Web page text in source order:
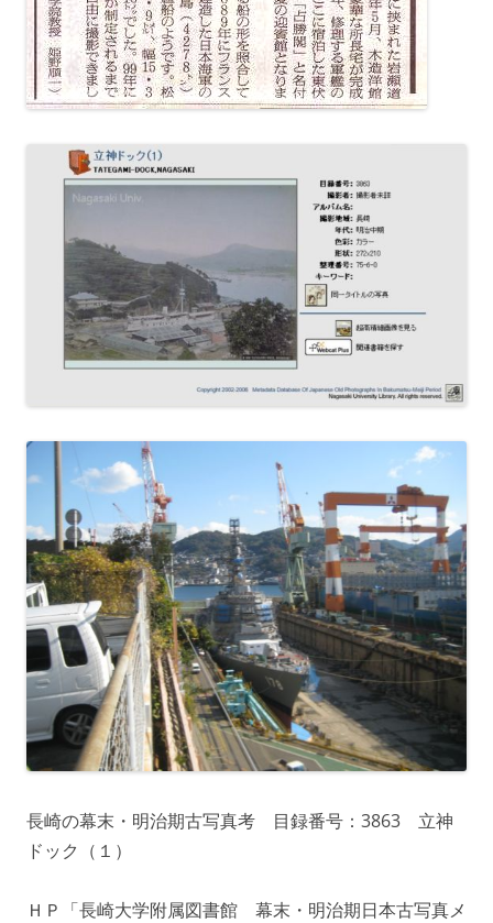
長崎の幕末・明治期古写真考 目録番号：3863 立神
ドック（１）
ＨＰ「長崎大学附属図書館 幕末・明治期日本古写真メ